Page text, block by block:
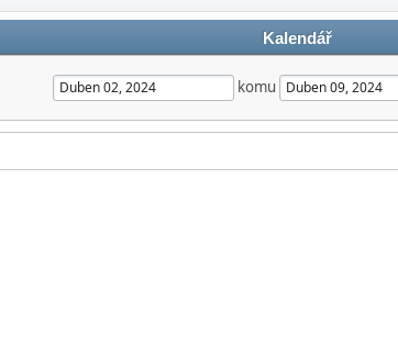
Kalendář
komu